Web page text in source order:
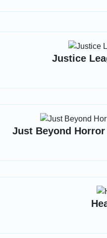
Justice
Just Beyond